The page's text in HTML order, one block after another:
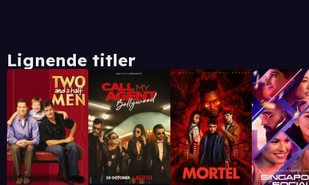
Lignende titler